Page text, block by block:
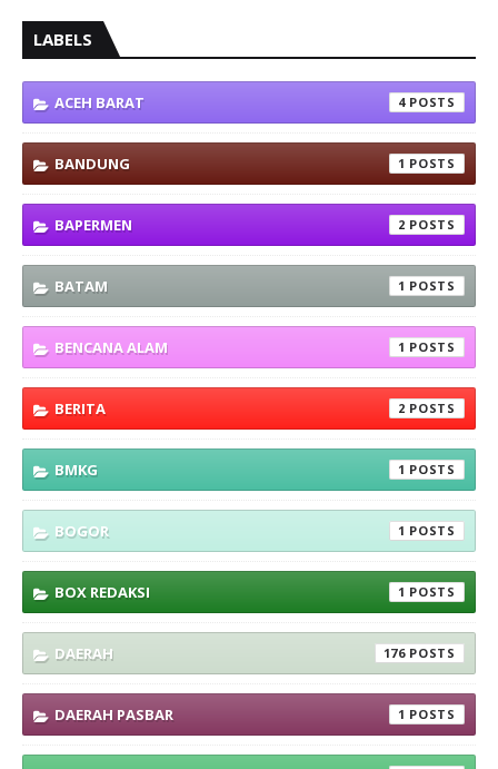
LABELS
ACEH BARAT 4
BANDUNG 1
BAPERMEN 2
BATAM 1
BENCANA ALAM 1
BERITA 2
BMKG 1
BOGOR 1
BOX REDAKSI 1
DAERAH 176
DAERAH PASBAR 1